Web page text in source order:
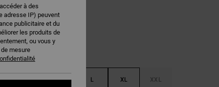
S M L XL XXL
à des
adresse IP) peuvent
publicitaire et du
les produits de
ou vous y
mesure